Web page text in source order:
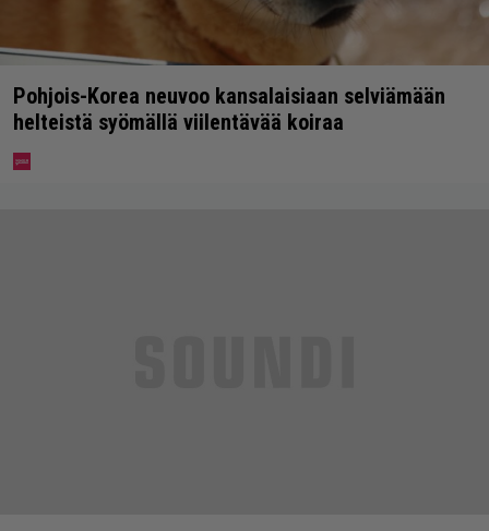
Pohjois-Korea neuvoo kansalaisiaan selviämään
helteistä syömällä viilentävää koiraa